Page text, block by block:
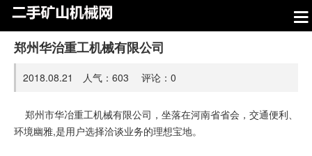
郑州华治重工机械有限公司
2018.08.21 人气： 603 评论： 0
郑州市华冶重工机械有限公司，坐落在河南省省会，交通便利、
环境幽雅,是用户选择洽谈业务的理想宝地。